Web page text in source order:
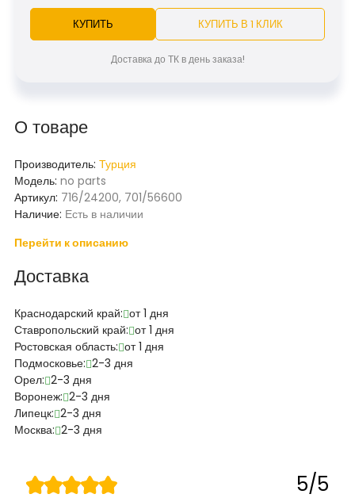
О товаре
Производитель: Турция
Модель: no parts
Артикул: 716/24200, 701/56600
Наличие: Есть в наличии
Перейти к описанию
Доставка
Краснодарский край: от 1 дня
Ставропольский край: от 1 дня
Ростовская область: от 1 дня
Подмосковье: 2-3 дня
Орел: 2-3 дня
Воронеж: 2-3 дня
Липецк: 2-3 дня
Москва: 2-3 дня
КУПИТЬ КУПИТЬ В 1 КЛИК
Доставка до ТК в день заказа!
5/5